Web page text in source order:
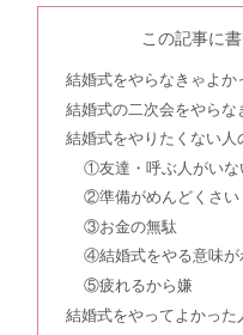
指輪の
トレセ
＆バー
リング
＆ア
この記事に
結婚式をやらなきゃよか
結婚式の二次会をやらな
結婚式をやりたくない人
①友達・呼ぶ人がいな
②準備がめんどくさい
③お金の無駄
④結婚式をやる意味が
⑤疲れるから嫌
結婚式をやってよかった